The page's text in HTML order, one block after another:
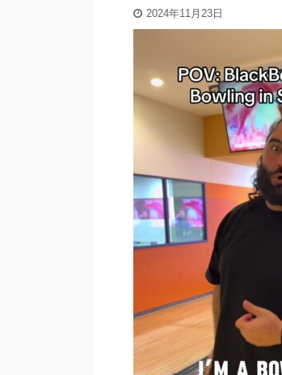
2024年11月23日